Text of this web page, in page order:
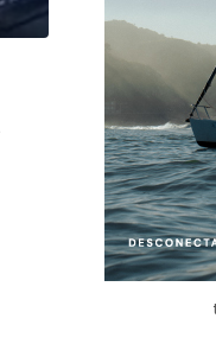
VIGO
El BNG
municipales
JUNIO 19, 2024